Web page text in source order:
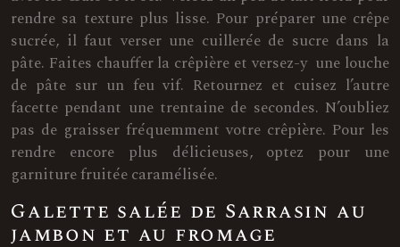
rendre sa texture plus lisse. Pour préparer une crêpe
sucrée, il faut verser une cuillerée de sucre dans la
pâte. Faites chauffer la crêpière et versez-y une louche
de pâte sur un feu vif. Retournez et cuisez l’autre
facette pendant une trentaine de secondes. N’oubliez
pas de graisser fréquemment votre crêpière. Pour les
rendre encore plus délicieuses, optez pour une
garniture fruitée caramélisée.
Galette salée de Sarrasin au
jambon et au fromage